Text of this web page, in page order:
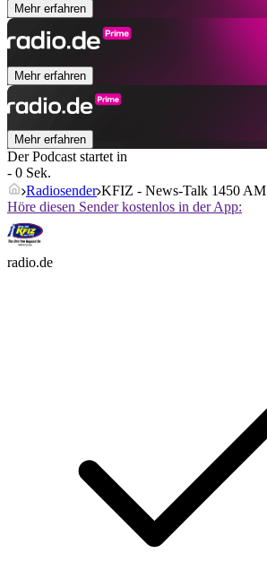
Mehr erfahren
Mehr erfahren
Mehr erfahren
Der Podcast startet in
- 0 Sek.
Radiosender KFIZ - News-Talk 1450 AM
Höre diesen Sender kostenlos in der App:
radio.de